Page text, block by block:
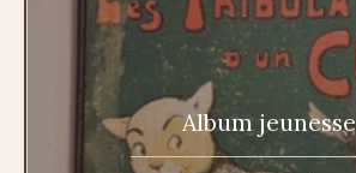
Album jeunesse